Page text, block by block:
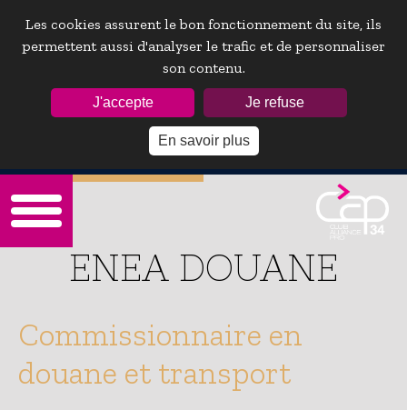
Les cookies assurent le bon fonctionnement du site, ils
permettent aussi d'analyser le trafic et de personnaliser
son contenu.
J'accepte Je refuse
En savoir plus
Mot de passe oublie ?
ENEA DOUANE
Commissionnaire en
douane et transport